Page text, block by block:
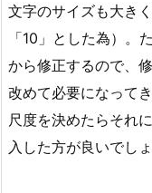
文字のサイズも大き
「10」とした為）。
から修正するので、
改めて必要になって
尺度を決めたらそれ
入した方が良いでしょ